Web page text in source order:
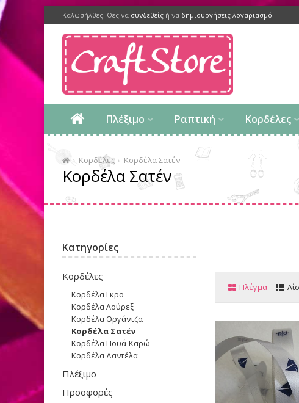
Καλωσήλθες! Θες να συνδεθείς ή να δημιουργήσεις λογαριασμό.
Πλέξιμο Ραπτική Κορδέλες
Κορδέλες Κορδέλα Σατέν
Κορδέλα Σατέν
Πλέγμα
Κατηγορίες
Κορδέλες
Κορδέλα Γκρο
Κορδέλα Λούρεξ
Κορδέλα Οργάντζα
Κορδέλα Σατέν
Κορδέλα Πουά-Καρώ
Κορδέλα Δαντέλα
Πλέξιμο
Προσφορές